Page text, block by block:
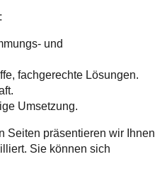
und
fachgerechte Lösungen.
Umsetzung.
Seiten präsentieren wir Ihnen
Sie können sich